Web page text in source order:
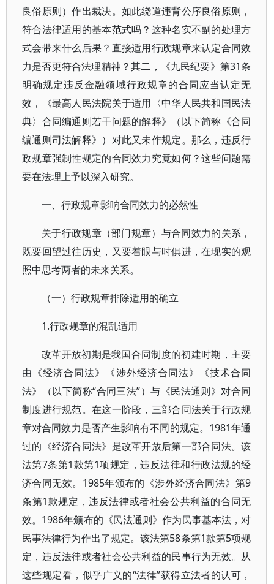
良俗原则）作出裁决。如此绕道违背公序良俗原则，
符合法律适用的基本范式吗？这种名实不副的处理方
式会带来什么后果？直接适用行政规章来认定合同效
力是否更符合法理精神？其二，《九民纪要》第31条
明确规定违反金融领域行政规章的合同应当认定无
效，《最高人民法院关于适用〈中华人民共和国民法
典〉合同编通则若干问题的解释》（以下简称《合同
编通则司法解释》）对此又未作规定。那么，违反行
政规章强制性规定的合同效力究竟如何？这些问题需
要在法理上予以深入研究。
一、行政规章影响合同效力的必然性
关于行政规章（部门规章）与合同效力的关系，
既要回望过往历史，又要着眼与时俱进，在现实的观
照中思考两者的未来关系。
（一）行政规章排除适用的确立
1.行政规章的混乱适用
改革开放初期是我国合同制度的初建时期，主要
由《经济合同法》《涉外经济合同法》《技术合同
法》（以下简称“合同三法”）与《民法通则》对合同
制度进行规范。在这一阶段，三部合同法关于行政规
章对合同效力是否产生影响有不同的规定。1981年通
过的《经济合同法》是改革开放后第一部合同法。该
法第7条第1款第1项规定，违反法律和行政法规的经
济合同无效。1985年颁布的《涉外经济合同法》第9
条第1款规定，违反法律或者社会公共利益的合同无
效。1986年颁布的《民法通则》作为民事基本法，对
民事法律行为作出了规定。该法第58条第1款第5项规
定，违反法律或者社会公共利益的民事行为无效。从
这些规定看，似乎广义的“法律”获得立法者的认可，